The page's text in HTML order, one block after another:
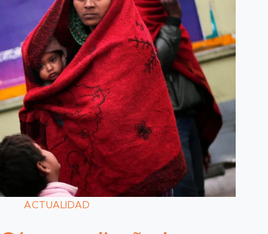
ACTUALIDAD